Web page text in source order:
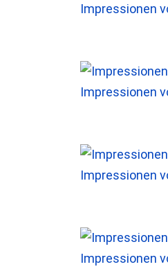
Impressionen
Impressionen
Impressionen
Impressionen